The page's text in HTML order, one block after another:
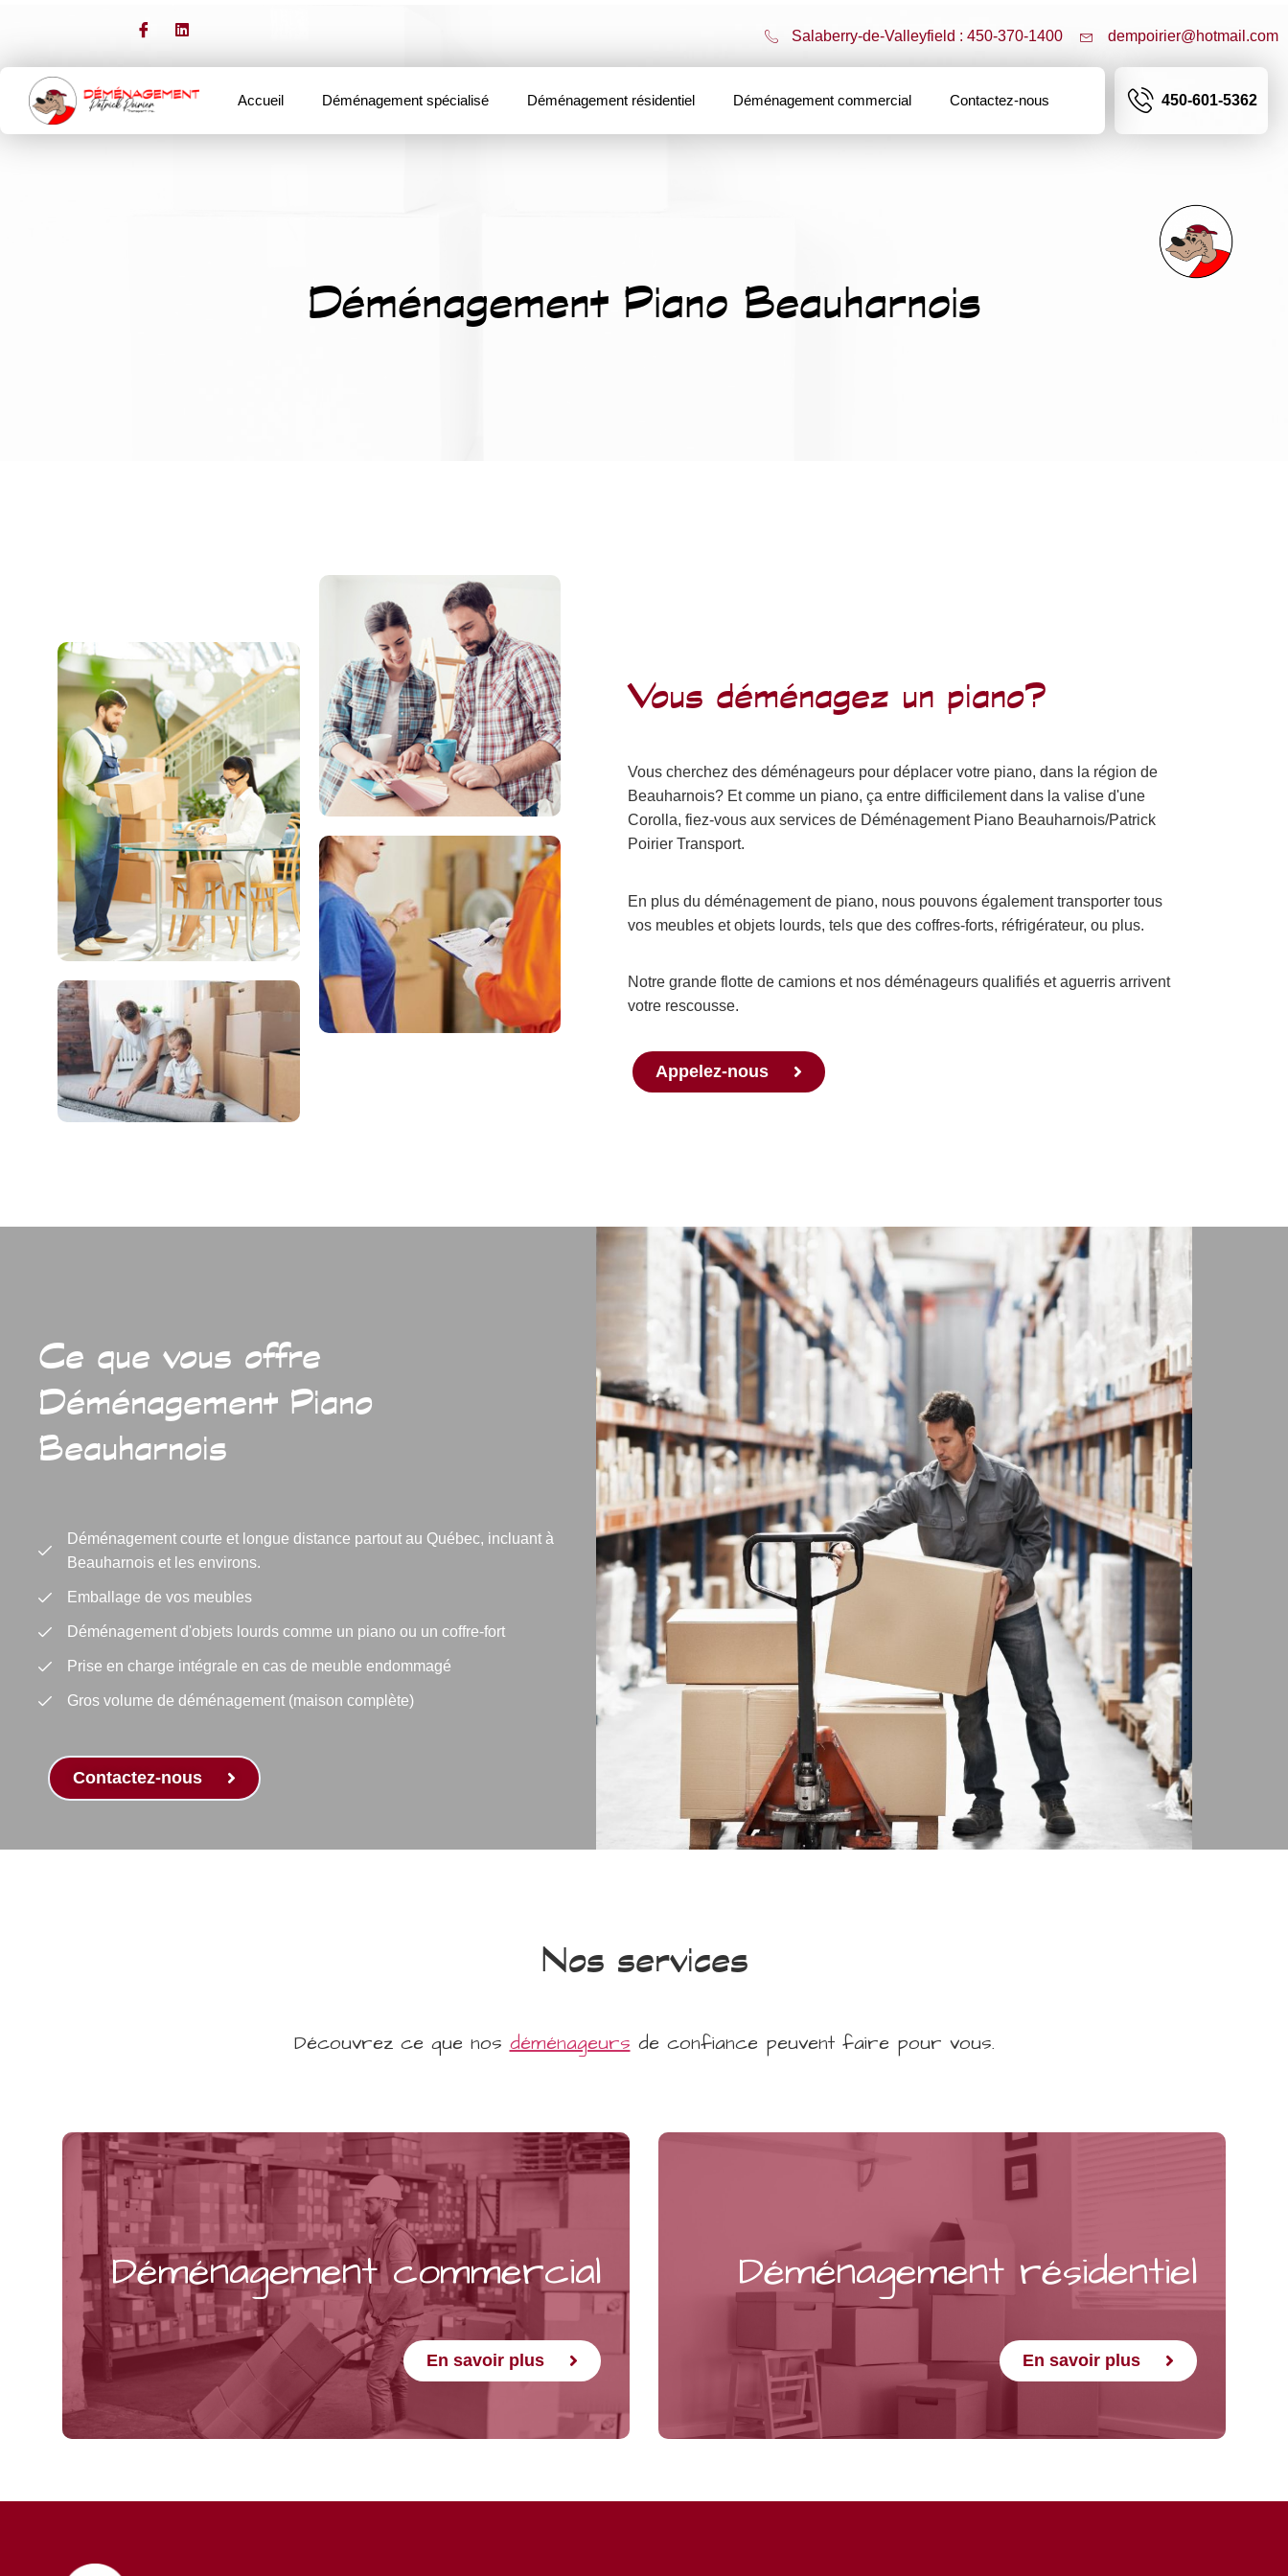
Salaberry-de-Valleyfield : 450-370-1400 dempoirier@hotmail.com
Accueil Déménagement spécialisé Déménagement résidentiel Déménagement commercial Contactez-nous 450-601-5362
Déménagement Piano Beauharnois
Vous déménagez un piano?
Vous cherchez des déménageurs pour déplacer votre piano, dans la région de
Beauharnois? Et comme un piano, ça entre difficilement dans la valise d'une
Corolla, fiez-vous aux services de Déménagement Piano Beauharnois/Patrick
Poirier Transport.
En plus du déménagement de piano, nous pouvons également transporter tous
vos meubles et objets lourds, tels que des coffres-forts, réfrigérateur, ou plus.
Notre grande flotte de camions et nos déménageurs qualifiés et aguerris arrivent
votre rescousse.
Appelez-nous
Ce que vous offre
Déménagement Piano
Beauharnois
Déménagement courte et longue distance partout au Québec, incluant à
Beauharnois et les environs.
Emballage de vos meubles
Déménagement d'objets lourds comme un piano ou un coffre-fort
Prise en charge intégrale en cas de meuble endommagé
Gros volume de déménagement (maison complète)
Contactez-nous
Nos services
Découvrez ce que nosdéménageursde confiance peuvent faire pour vous.
Déménagement commercial
En savoir plus
Déménagement résidentiel​
En savoir plus